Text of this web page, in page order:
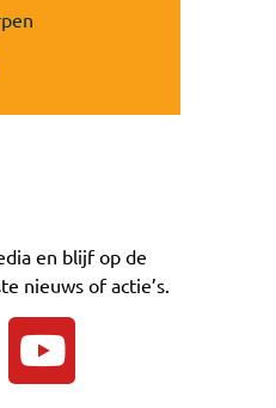
en blijf op de
nieuws of actie’s.